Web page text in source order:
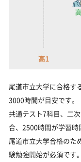
尾道市立大学に合格す
3000時間が目安です。
共通テスト7科目、二
合、2500時間が学習時
尾道市立大学合格のた
験勉強開始が必須です